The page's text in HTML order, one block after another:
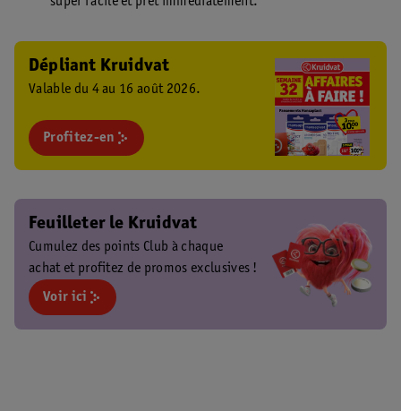
Dépliant Kruidvat
Valable du 4 au 16 août 2026.
Profitez-en
Feuilleter le Kruidvat
Cumulez des points Club à chaque
achat et profitez de promos exclusives !
Voir ici